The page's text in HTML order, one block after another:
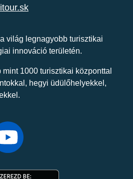
világ legnagyobb turisztikai
innováció területén.
1000 turisztikai központtal
hegyi üdülőhelyekkel,